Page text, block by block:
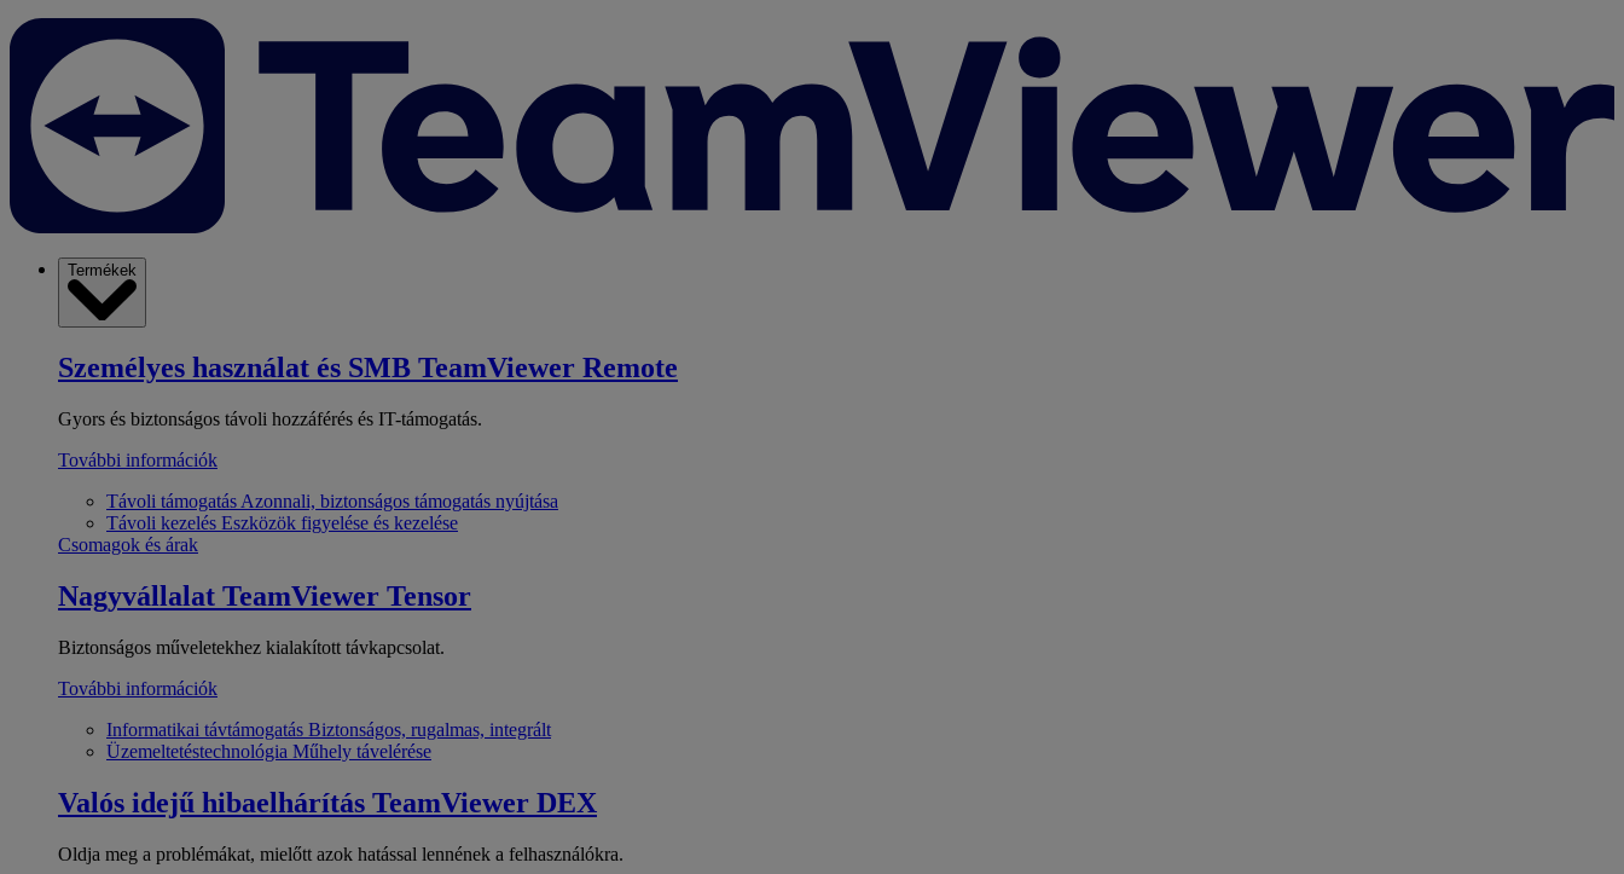
Termékek
Személyes használat és SMB TeamViewer Remote
Gyors és biztonságos távoli hozzáférés és IT-támogatás.
További információk
Távoli támogatás Azonnali, biztonságos támogatás nyújtása
Távoli kezelés Eszközök figyelése és kezelése
Csomagok és árak
Nagyvállalat TeamViewer Tensor
Biztonságos műveletekhez kialakított távkapcsolat.
További információk
Informatikai távtámogatás Biztonságos, rugalmas, integrált
Üzemeltetéstechnológia Műhely távelérése
Valós idejű hibaelhárítás TeamViewer DEX
Oldja meg a problémákat, mielőtt azok hatással lennének a felhasználókra.